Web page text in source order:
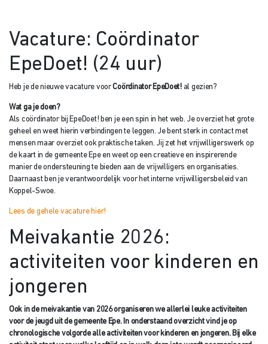
Vacature: Coördinator
EpeDoet! (24 uur)
Heb je de nieuwe vacature voorCoördinator EpeDoet!al gezien?
Wat ga je doen?
Als coördinator bij EpeDoet! ben je een spin in het web. Je overziet het grote
geheel en weet hierin verbindingen te leggen. Je bent sterk in contact met
mensen maar overziet ook praktische taken. Jij zet het vrijwilligerswerk op
de kaart in de gemeente Epe en weet op een creatieve en inspirerende
manier de ondersteuning te bieden aan de vrijwilligers en organisaties.
Daarnaast ben je verantwoordelijk voor het interne vrijwilligersbeleid van
Koppel-Swoe.
Lees de gehele vacature hier!
Meivakantie 2026:
activiteiten voor kinderen en
jongeren
Ook in de meivakantie van 2026 organiseren we allerlei leuke activiteiten
voor de jeugd uit de gemeente Epe. In onderstaand overzicht vind je op
chronologische volgorde alle activiteiten voor kinderen en jongeren. Bij elke